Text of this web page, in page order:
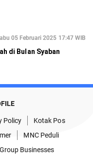
05 Februari 2025 17:47 WIB
di Bulan Syaban
Policy
Kotak Pos
MNC Peduli
Businesses